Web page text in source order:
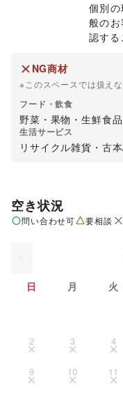
個別
般の
認する
NG商材
※このスペースでは扱え
フード・飲食
野菜・果物・生鮮食品
生活サービス
リサイクル雑貨・古本
空き状況
問い合わせ可 要相談
日 月 火
2 3 4
9 10 11